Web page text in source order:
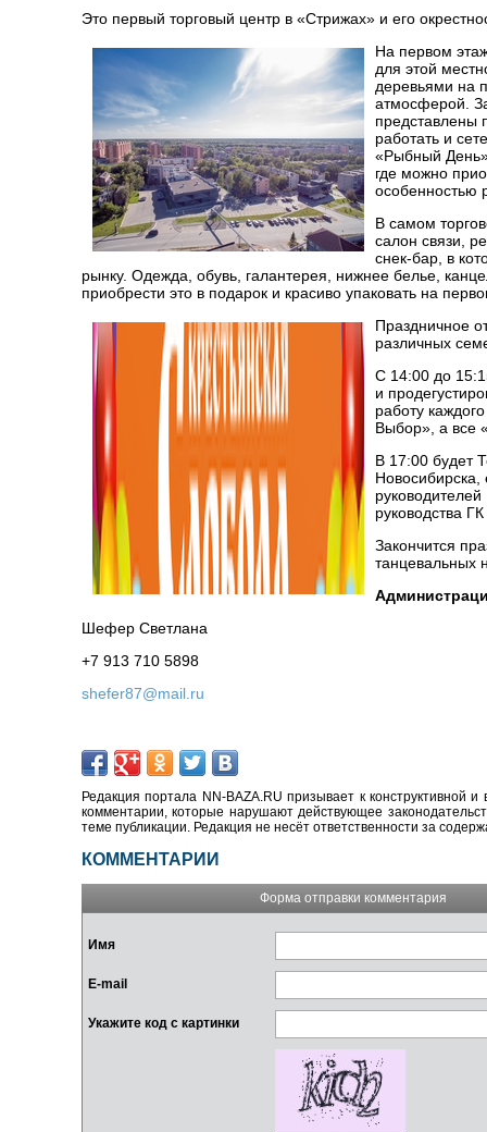
Это первый торговый центр в «Стрижах» и его
На первом
для этой
деревьями на
атмосферой.
представлены
работать и
«Рыбный
где можно
особенностью
В самом
салон связи,
снек-бар, в
рынку. Одежда, обувь, галантерея, нижнее белье,
приобрести это в подарок и красиво упаковать на
Праздничное
различных
С 14:00 до
и
работу
Выбор», а все
В 17:00 будет
Новосибирска,
руководства
Закончится
танцевальных
Шефер Светлана
+7 913 710 5898
shefer87@mail.ru
Редакция портала NN-BAZA.RU призывает к конструктивной
комментарии, которые нарушают действующее
теме публикации. Редакция не несёт ответственности за
КОММЕНТАРИИ
Форма отправки комментария
Имя
E-mail
Укажите код с картинки